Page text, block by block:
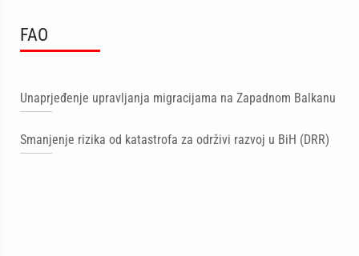
FAO
Unaprjeđenje upravljanja migracijama na Zapadnom Balkanu
Smanjenje rizika od katastrofa za održivi razvoj u BiH (DRR)